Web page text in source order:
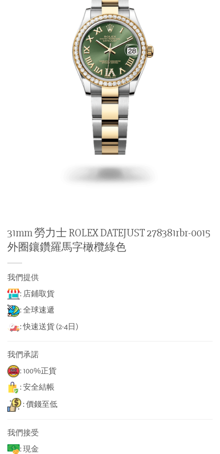
31mm 勞力士 ROLEX DATEJUST 278381rbr-0015
外圈鑲鑽羅馬字橄欖綠色
我們提供
: 店鋪取貨
: 全球速遞
: 快速送貨 (2-4日)
我們承諾
: 100%正貨
: 安全結帳
: 價錢至低
我們接受
: 現金